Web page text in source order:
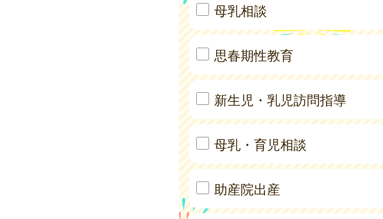
母乳相談
思春期性教育
新生児・乳児訪問指導
母乳・育児相談
助産院出産